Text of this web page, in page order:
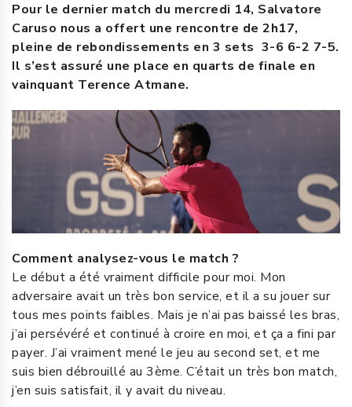
Pour le dernier match du mercredi 14, Salvatore
Caruso nous a offert une rencontre de 2h17,
pleine de rebondissements en 3 sets 3-6 6-2 7-5.
Il s’est assuré une place en quarts de finale en
vainquant Terence Atmane.
Comment analysez-vous le match ?
Le début a été vraiment difficile pour moi. Mon
adversaire avait un très bon service, et il a su jouer sur
tous mes points faibles. Mais je n’ai pas baissé les bras,
j’ai persévéré et continué à croire en moi, et ça a fini par
payer. J’ai vraiment mené le jeu au second set, et me
suis bien débrouillé au 3ème. C’était un très bon match,
j’en suis satisfait, il y avait du niveau.